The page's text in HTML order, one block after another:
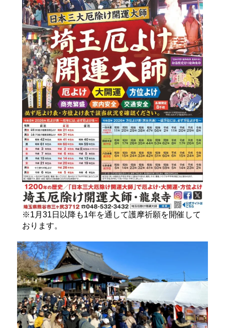
※1月31日以降も1年を通して護摩祈願を開催して
おります。